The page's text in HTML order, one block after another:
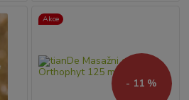
Akce
- 11 %